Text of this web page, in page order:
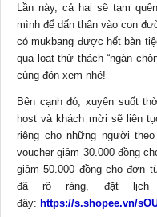
Lần này, cả hai sẽ tạm
mình để dấn thân vào con
có mukbang được hết bàn
qua loạt thử thách “ngàn
cùng đón xem nhé!
Bên cạnh đó, xuyên suốt
host và khách mời sẽ liên
riêng cho những người
voucher giảm 30.000 đồng
giảm 50.000 đồng cho đơn
đã rõ ràng, đặt lịch
đây: https://s.shopee.vn/